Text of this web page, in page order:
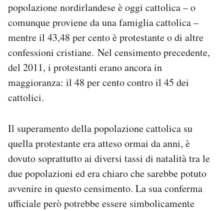
Esci
popolazione nordirlandese è oggi cattolica – o
comunque proviene da una famiglia cattolica –
mentre il 43,48 per cento è protestante o di altre
confessioni cristiane. Nel censimento precedente,
del 2011, i protestanti erano ancora in
maggioranza: il 48 per cento contro il 45 dei
cattolici.
Il superamento della popolazione cattolica su
quella protestante era atteso ormai da anni, è
dovuto soprattutto ai diversi tassi di natalità tra le
due popolazioni ed era chiaro che sarebbe potuto
avvenire in questo censimento. La sua conferma
ufficiale però potrebbe essere simbolicamente